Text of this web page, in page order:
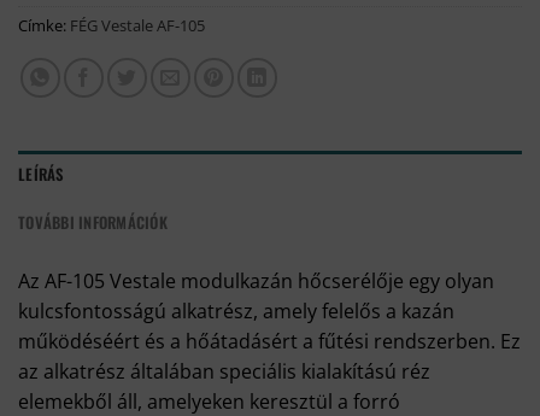
Címke: FÉG Vestale AF-105
LEÍRÁS
TOVÁBBI INFORMÁCIÓK
Az AF-105 Vestale modulkazán hőcserélője egy olyan
kulcsfontosságú alkatrész, amely felelős a kazán
működéséért és a hőátadásért a fűtési rendszerben. Ez
az alkatrész általában speciális kialakítású réz
elemekből áll, amelyeken keresztül a forró